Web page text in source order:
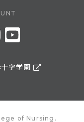
字学園
of Nursing.